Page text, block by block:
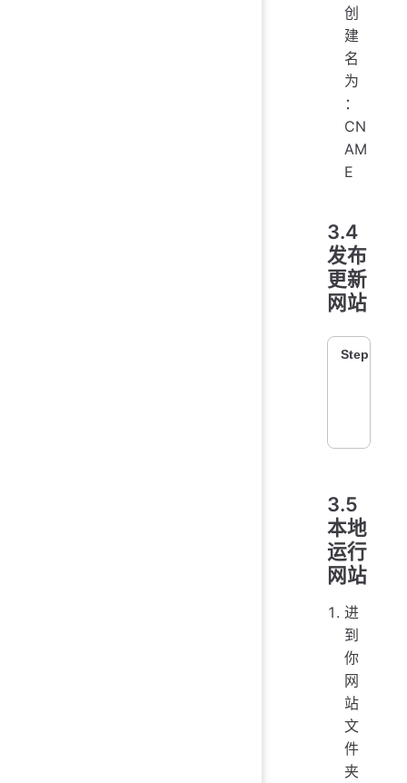
创
建
名
为
：
CN
AM
E
3.4
发布
更新
网站
Step 1：
3.5
本地
运行
网站
进
到
你
网
站
文
件
夹